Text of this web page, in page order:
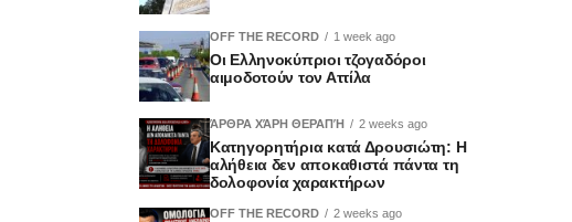
OFF THE RECORD 1 week ago
Οι Ελληνοκύπριοι τζογαδόροι
αιμοδοτούν τον Αττίλα
ΆΡΘΡΑ ΧΆΡΗ ΘΕΡΑΠΉ 2 weeks ago
Κατηγορητήρια κατά Δρουσιώτη: Η
αλήθεια δεν αποκαθιστά πάντα τη
δολοφονία χαρακτήρων
OFF THE RECORD 2 weeks ago